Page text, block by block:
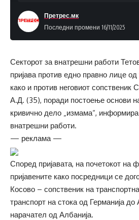
Последни промени 16/11/2025
Претрес.мк
Секторот за внатрешни работи
пријава против едно правно лице од
како и против неговиот сопственик
А.Д. (35), поради постоење основи
кривично дело „измама“,
внатрешни работи.
— реклама —
Според пријавата, на почетокот на
пријавените како посредници се
Косово – сопственик на
транспорт на стока од Германија
нарачател од Албанија.